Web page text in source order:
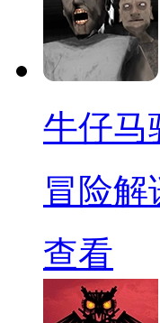
牛仔马
冒险解
查看